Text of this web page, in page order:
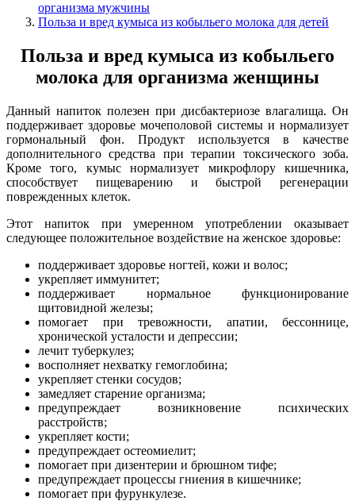
организма мужчины
Польза и вред кумыса из кобыльего молока для детей
Польза и вред кумыса из кобыльего
молока для организма женщины
Данный напиток полезен при дисбактериозе влагалища. Он
поддерживает здоровье мочеполовой системы и нормализует
гормональный фон. Продукт используется в качестве
дополнительного средства при терапии токсического зоба.
Кроме того, кумыс нормализует микрофлору кишечника,
способствует пищеварению и быстрой регенерации
поврежденных клеток.
Этот напиток при умеренном употреблении оказывает
следующее положительное воздействие на женское здоровье:
поддерживает здоровье ногтей, кожи и волос;
укрепляет иммунитет;
поддерживает нормальное функционирование
щитовидной железы;
помогает при тревожности, апатии, бессоннице,
хронической усталости и депрессии;
лечит туберкулез;
восполняет нехватку гемоглобина;
укрепляет стенки сосудов;
замедляет старение организма;
предупреждает возникновение психических
расстройств;
укрепляет кости;
предупреждает остеомиелит;
помогает при дизентерии и брюшном тифе;
предупреждает процессы гниения в кишечнике;
помогает при фурункулезе.